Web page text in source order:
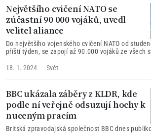
Největšího cvičení NATO se
zúčastní 90 000 vojáků, uvedl
velitel aliance
Do největšího vojenského cvičení NATO od
příští týden, se zapojí až 90.000 vojáků ze všech
18. 1. 2024
Svět
BBC ukázala záběry z KLDR, kde
podle ní veřejně odsuzují hochy k
nuceným pracím
Britská zpravodajská společnost BBC dnes